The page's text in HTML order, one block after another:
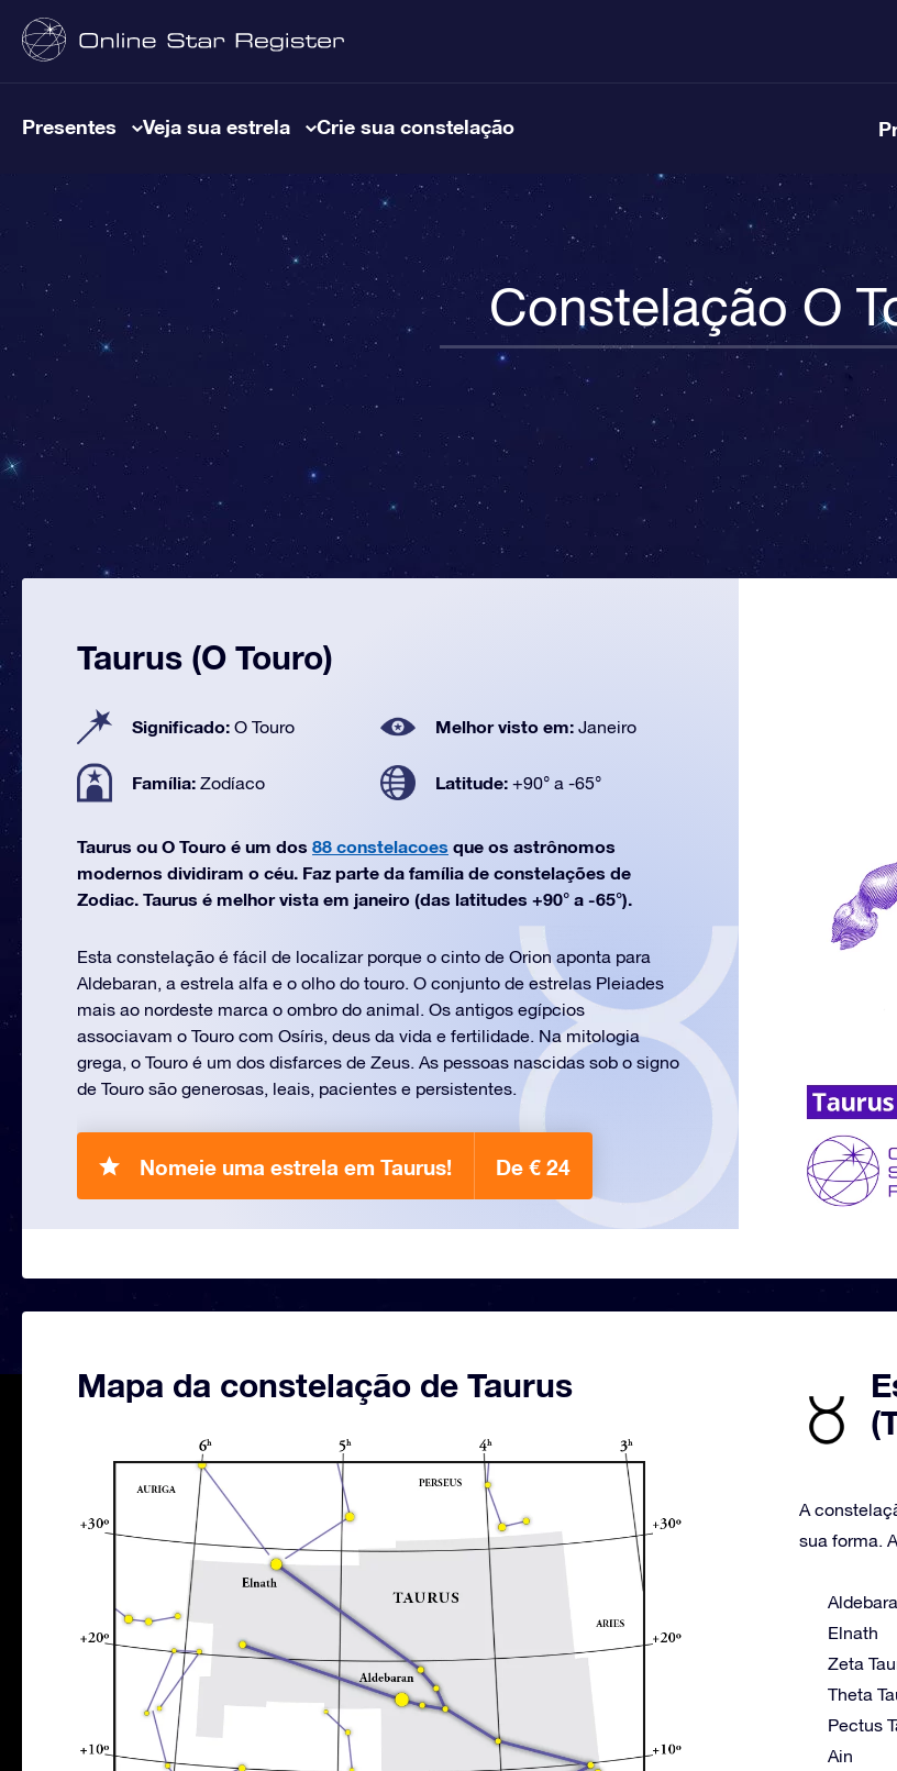
Presentes Veja sua estrela Crie sua constelação
Constelação O
Taurus (O Touro)
Significado: O Touro Melhor visto em: Janeiro
Família: Zodíaco Latitude: +90° a -65°
Taurus ou O Touro é um dos 88 constelacoes que os astrônomos
modernos dividiram o céu. Faz parte da família de constelações de
Zodiac. Taurus é melhor vista em janeiro (das latitudes +90° a -65°).
Esta constelação é fácil de localizar porque o cinto de Orion aponta para
Aldebaran, a estrela alfa e o olho do touro. O conjunto de estrelas Pleiades
mais ao nordeste marca o ombro do animal. Os antigos egípcios
associavam o Touro com Osíris, deus da vida e fertilidade. Na mitologia
grega, o Touro é um dos disfarces de Zeus. As pessoas nascidas sob o signo
de Touro são generosas, leais, pacientes e persistentes.
Nomeie uma estrela em Taurus! De € 24
Mapa da constelação de Taurus
A
sua forma.
Elnath
Zeta
Theta
Pectus
Ain